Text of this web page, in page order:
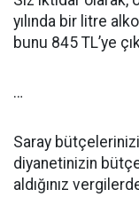
yılında bir litre
bunu 845 TL’ye
…
Saray
diyanetinizin
aldığınız